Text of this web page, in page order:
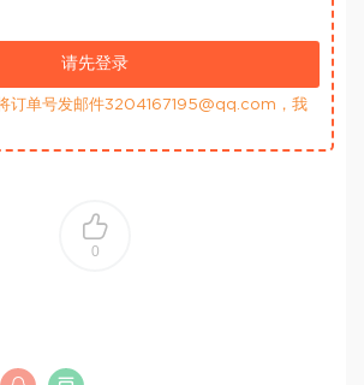
请先登录
订单号发邮件3204167195@qq.com，我
0